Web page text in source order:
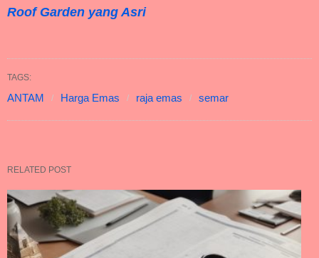
Roof Garden yang Asri
TAGS:
ANTAM Harga Emas raja emas semar
RELATED POST